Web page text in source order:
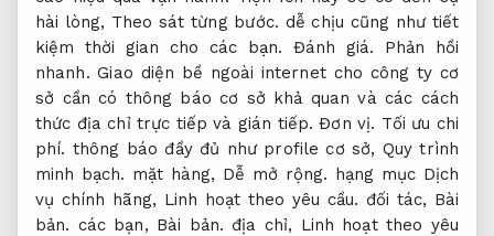
hài lòng, Theo sát từng bước. dễ chịu cũng như tiết
kiệm thời gian cho các bạn. Đánh giá.
Phản hồi
nhanh. Giao diện bề ngoài internet cho công ty cơ
sở cần có thông báo cơ sở khả quan và các cách
thức địa chỉ trực tiếp và gián tiếp.Đơn vị. Tối ưu chi
phí. thông báo đầy đủ như profile cơ sở, Quy trình
minh bạch. mặt hàng, Dễ mở rộng. hạng mục Dịch
vụ chính hãng, Linh hoạt theo yêu cầu. đối tác, Bài
bản. các bạn, Bài bản. địa chỉ, Linh hoạt theo yêu